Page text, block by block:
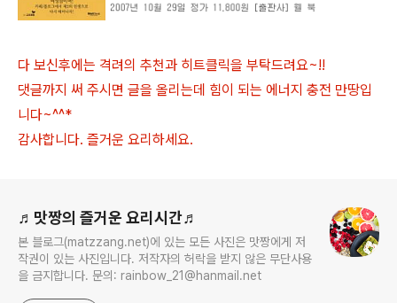
다 보신후에는 격려의 추천과 히트클릭을 부탁드려요~!!
댓글까지 써 주시면 글을 올리는데 힘이 되는 에너지 충전 만땅입
니다~^^*
감사합니다. 즐거운 요리하세요.
♬맛짱의 즐거운 요리시간♬
본 블로그(matzzang.net)에 있는 모든 사진은 맛짱에게 저
작권이 있는 사진입니다. 저작자의 허락을 받지 않은 무단사용
을 금지합니다. 문의: rainbow_21@hanmail.net